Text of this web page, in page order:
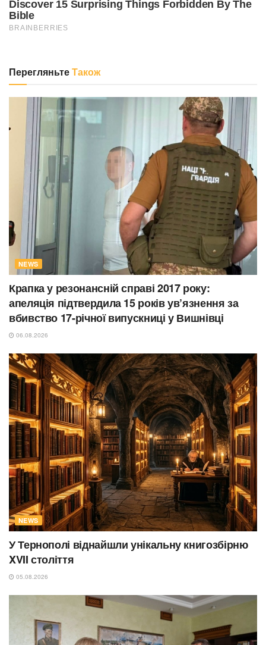
ПерегляньтеТакож
NEWS
Крапка у резонансній справі 2017 року:
апеляція підтвердила 15 років ув’язнення за
вбивство 17-річної випускниці у Вишнівці
06.08.2026
NEWS
У Тернополі віднайшли унікальну книгозбірню
XVII століття
05.08.2026